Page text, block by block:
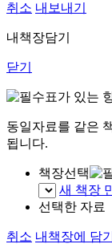
취소 내보내기
내책장담기
닫기
표가 있는
동일자료를 같은
됩니다.
책장선택
새 책장
선택한 자료
취소 내책장에 담기